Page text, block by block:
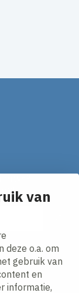
van
deze o.a. om
gebruik van
en
informatie,